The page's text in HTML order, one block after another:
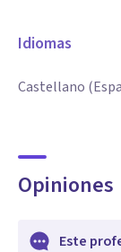
Idiomas
Castellano
Opiniones
Este